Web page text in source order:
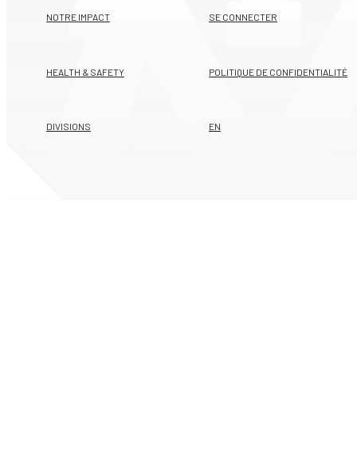
NOTRE IMPACT
HEALTH & SAFETY
DIVISIONS
SE CONNECTER
POLITIQUE DE CONFIDENTIALITÉ
EN